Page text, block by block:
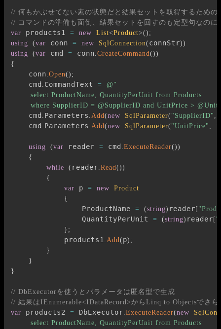
// 何もかぶせてない素の状態だと結果セットを取得するため
// コマンドの準備も面倒、結果セットを回すのも定型句なのに
var products1 = new List<Product>() ;
using
(var conn = new SqlConnection( connStr))
using
(var cmd = conn.CreateCommand())
{
    conn
.Open() ;
    cmd
. CommandText =
@"
        select ProductName, QuantityPerUnit from Products
where SupplierID = @SupplierID and UnitPrice >
    cmd
. Parameters .Add(new SqlParameter( "SupplierID" ,
    cmd
. Parameters .Add(new SqlParameter( "UnitPrice" ,
using (var reader = cmd .ExecuteReader())
{
while
( reader.Read())
{
var p = new
Product
{
                ProductName
= (string) reader [
                QuantityPerUnit
= (string) reader [
} ;
            products1
.Add( p) ;
}
}
}
// DbExecutorを使うとパラメータは匿名型で生成
// 結果はIEnumerable<IDataRecord>からLinq to Objectsでさら
var products2 = DbExecutor.ExecuteReader(new
        select ProductName, QuantityPerUnit from Products